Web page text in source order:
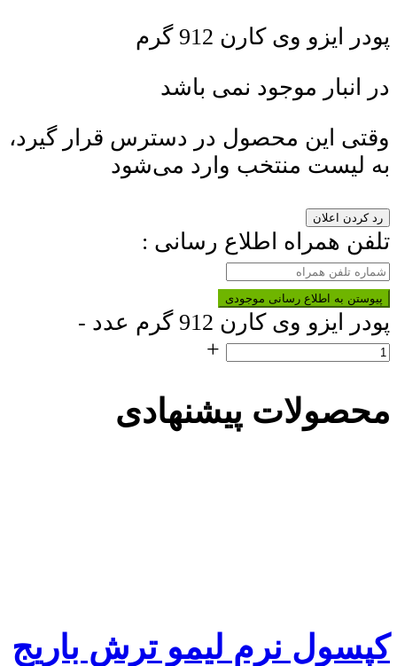
پودر ایزو وی کارن 912 گرم
در انبار موجود نمی باشد
وقتی این محصول در دسترس قرار گیرد،
به لیست منتخب وارد می‌شود
رد کردن اعلان
تلفن همراه اطلاع رسانی :
پیوستن به اطلاع رسانی موجودی
پودر ایزو وی کارن 912 گرم عدد
-
+
محصولات پیشنهادی
کپسول نرم لیمو ترش باریج